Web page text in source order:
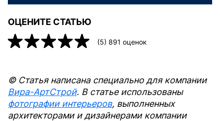
ОЦЕНИТЕ СТАТЬЮ
(5) 891 оценок
© Статья написана специально для компании
Вира-АртСтрой. В статье использованы
фотографии интерьеров, выполненных
архитекторами и дизайнерами компании